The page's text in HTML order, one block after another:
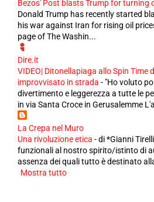
Bezos' Post blasts Trump for turning
Donald Trump has recently started
his war against Iran for rising oil
page of The Washin...
Dire.it
VIDEO| Ditonellapiaga allo Spin Time
improvvisato in strada - "Ho voluto
divertimento e leggerezza a tutte le
in via Santa Croce in Gerusalemme
La Crepa nel Muro
Una rivoluzione etica -di *Gianni
funzionali al nostro spirito/istinto di
assenza dei quali tutto è destinato
Mostra tutto